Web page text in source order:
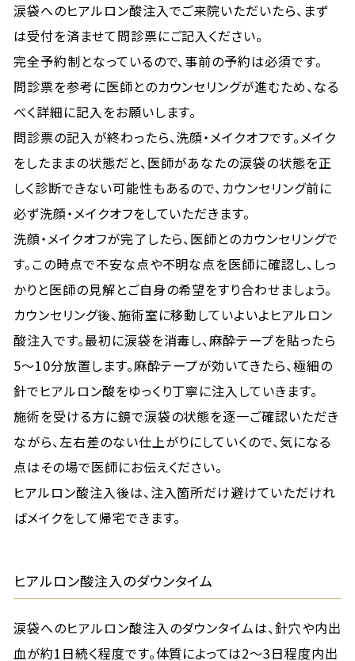
涙袋へのヒアルロン酸注入でご来院いただいたら、まず
は受付を済ませて問診票にご記入ください。
完全予約制となっているので、事前の予約は必須です。
問診票を参考に医師とのカウンセリングが進むため、なる
べく詳細に記入をお願いします。
問診票の記入が終わったら、洗顔・メイクオフです。メイク
をしたままの状態だと、医師があなたの涙袋の状態を正
しく診断できない可能性もあるので、カウンセリング前に
必ず洗顔・メイクオフをしていただきます。
洗顔・メイクオフが完了したら、医師とのカウンセリングで
す。この時点で不安な点や不明な点を医師に確認し、しっ
かりと医師の見解とご自身の希望をすり合わせましょう。
カウンセリング後、施術室に移動していよいよヒアルロン
酸注入です。最初に涙袋を消毒し、麻酔テープを貼ったら
5～10分放置します。麻酔テープが効いてきたら、極細の
針でヒアルロン酸をゆっくり丁寧に注入していきます。
施術を受ける方に鏡で涙袋の状態を逐一ご確認いただき
ながら、左右差のない仕上がりにしていくので、気になる
点はその場で医師にお伝えください。
ヒアルロン酸注入後は、注入箇所だけ避けていただけれ
ばメイクをして帰宅できます。
ヒアルロン酸注入のダウンタイム
涙袋へのヒアルロン酸注入のダウンタイムは、針穴や内出
血が約1日続く程度です。体質によっては2～3日程度内出